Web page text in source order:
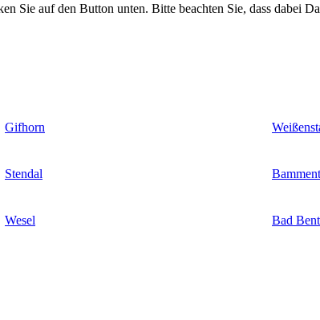
Sie auf den Button unten. Bitte beachten Sie, dass dabei
Gifhorn
Stendal
Wesel Bad